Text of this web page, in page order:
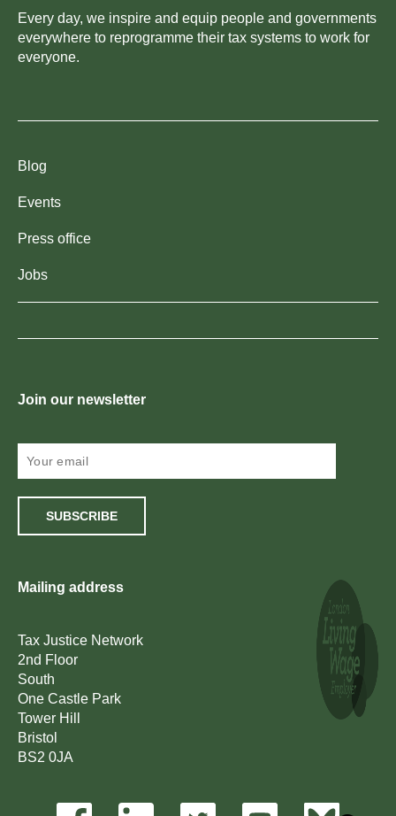
Every day, we inspire and equip people and governments
everywhere to reprogramme their tax systems to work for
everyone.
Blog
Events
Press office
Jobs
Join our newsletter
SUBSCRIBE
Mailing address
Tax Justice Network
2nd Floor
South
One Castle Park
Tower Hill
Bristol
BS2 0JA